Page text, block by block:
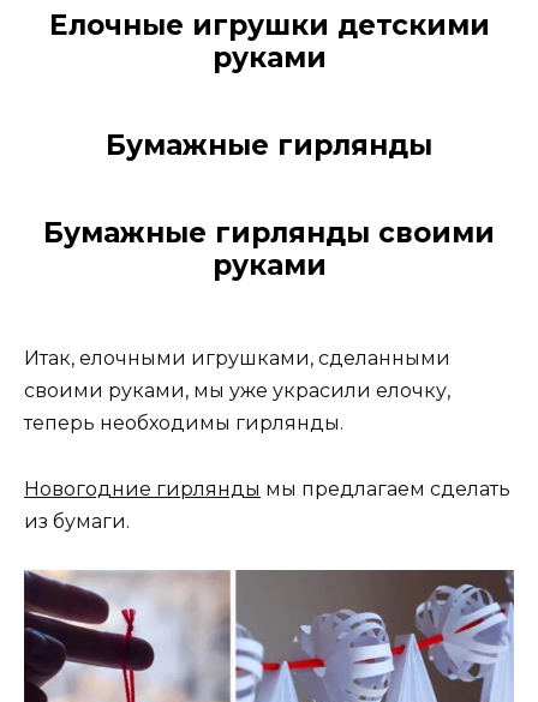
Елочные игрушки детскими
руками
Бумажные гирлянды
Бумажные гирлянды своими
руками
Итак, елочными игрушками, сделанными
своими руками, мы уже украсили елочку,
теперь необходимы гирлянды.
Новогодние гирлянды мы предлагаем сделать
из бумаги.